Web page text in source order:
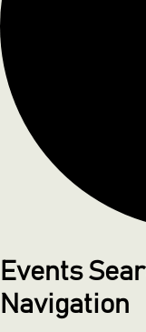
Events
Navigation